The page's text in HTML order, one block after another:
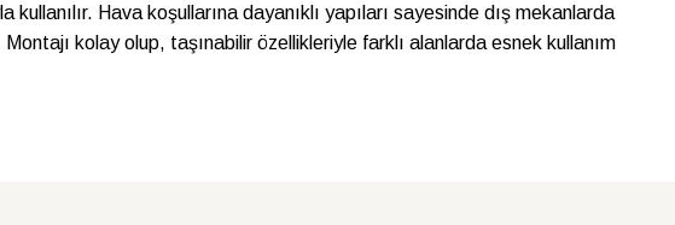
Hava koşullarına dayanıklı yapıları sayesinde dış mekanlarda
kolay olup, taşınabilir özellikleriyle farklı alanlarda esnek kullanım